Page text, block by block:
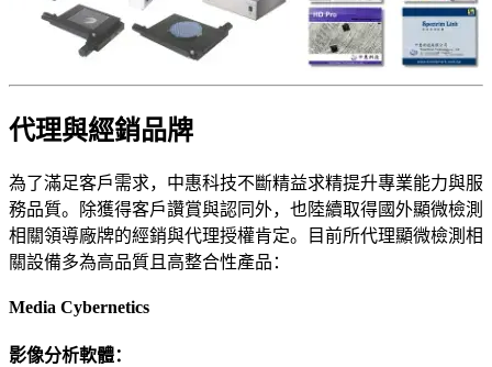
代理與經銷品牌
為了滿足客戶需求，中惠科技不斷精益求精提升專業能力與服
務品質。除獲得客戶讚賞與認同外，也陸續取得國外顯微檢測
相關領導廠牌的經銷與代理授權肯定。目前所代理顯微檢測相
關設備多為高品質且高整合性產品：
Media Cybernetics
影像分析軟體：